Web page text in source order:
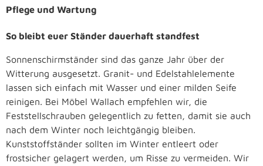
Pflege und Wartung
So bleibt euer Ständer dauerhaft standfest
Sonnenschirmständer sind das ganze Jahr über der
Witterung ausgesetzt. Granit- und Edelstahlelemente
lassen sich einfach mit Wasser und einer milden Seife
reinigen. Bei Möbel Wallach empfehlen wir, die
Feststellschrauben gelegentlich zu fetten, damit sie auch
nach dem Winter noch leichtgängig bleiben.
Kunststoffständer sollten im Winter entleert oder
frostsicher gelagert werden, um Risse zu vermeiden. Wir